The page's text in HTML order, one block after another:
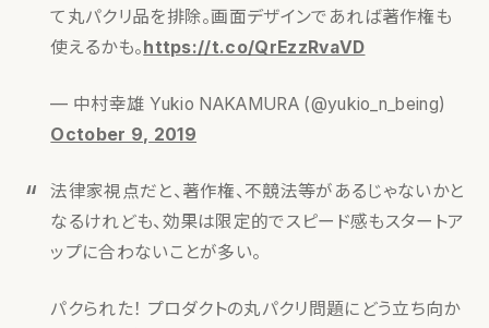
て丸パクリ品を排除。画面デザインであれば著作権も
使えるかも。 https://t.co/QrEzzRvaVD
— 中村幸雄 Yukio NAKAMURA (@yukio_n_being)
October 9, 2019
法律家視点だと、著作権、不競法等があるじゃないかと
なるけれども、効果は限定的でスピード感もスタートア
ップに合わないことが多い。
パクられた！ プロダクトの丸パクリ問題にどう立ち向か